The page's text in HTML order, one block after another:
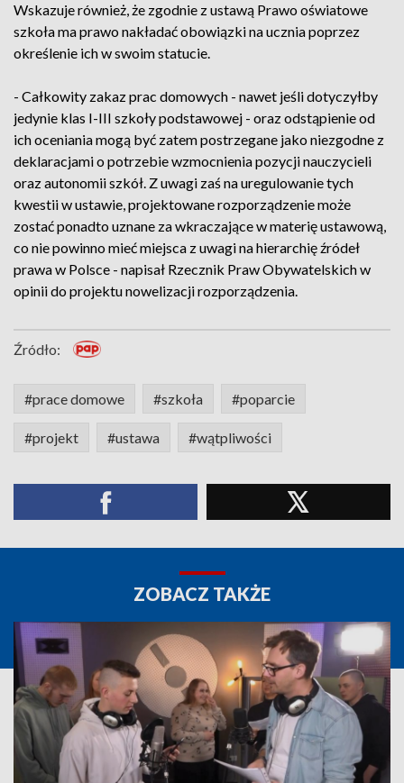
Wskazuje również, że zgodnie z ustawą Prawo oświatowe
szkoła ma prawo nakładać obowiązki na ucznia poprzez
określenie ich w swoim statucie.
- Całkowity zakaz prac domowych - nawet jeśli dotyczyłby
jedynie klas I-III szkoły podstawowej - oraz odstąpienie od
ich oceniania mogą być zatem postrzegane jako niezgodne z
deklaracjami o potrzebie wzmocnienia pozycji nauczycieli
oraz autonomii szkół. Z uwagi zaś na uregulowanie tych
kwestii w ustawie, projektowane rozporządzenie może
zostać ponadto uznane za wkraczające w materię ustawową,
co nie powinno mieć miejsca z uwagi na hierarchię źródeł
prawa w Polsce - napisał Rzecznik Praw Obywatelskich w
opinii do projektu nowelizacji rozporządzenia.
Źródło:
#prace domowe #szkoła #poparcie
#projekt #ustawa #wątpliwości
ZOBACZ TAKŻE